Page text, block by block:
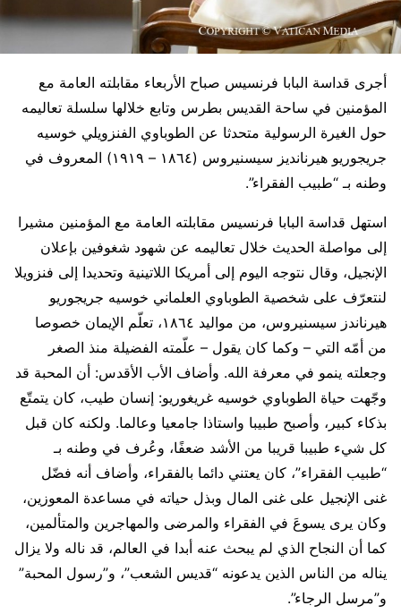
أجرى قداسة البابا فرنسيس صباح الأربعاء مقابلته العامة مع
المؤمنين في ساحة القديس بطرس وتابع خلالها سلسلة تعاليمه
حول الغيرة الرسولية متحدثا عن الطوباوي الفنزويلي خوسيه
جريجوريو هيرنانديز سيسنيروس (١٨٦٤ – ١٩١٩) المعروف في
وطنه بـ “طبيب الفقراء”.
استهل قداسة البابا فرنسيس مقابلته العامة مع المؤمنين مشيرا
إلى مواصلة الحديث خلال تعاليمه عن شهود شغوفين بإعلان
الإنجيل، وقال نتوجه اليوم إلى أمريكا اللاتينية وتحديدا إلى فنزويلا
لنتعرّف على شخصية الطوباوي العلماني خوسيه جريجوريو
هيرناندز سيسنيروس، من مواليد ١٨٦٤، تعلّم الإيمان خصوصا
من أمّه التي – وكما كان يقول – علّمته الفضيلة منذ الصغر
وجعلته ينمو في معرفة الله. وأضاف الأب الأقدس: أن المحبة قد
وجّهت حياة الطوباوي خوسيه غريغوريو: إنسان طيب، كان يتمتّع
بذكاء كبير، وأصبح طبيبا واستاذا جامعيا وعالما. ولكنه كان قبل
كل شيء طبيبا قريبا من الأشد ضعفًا، وعُرف في وطنه بـ
“طبيب الفقراء”، كان يعتني دائما بالفقراء، وأضاف أنه فضّل
غنى الإنجيل على غنى المال وبذل حياته في مساعدة المعوزين،
وكان يرى يسوعَ في الفقراء والمرضى والمهاجرين والمتألمين،
كما أن النجاح الذي لم يبحث عنه أبدا في العالم، قد ناله ولا يزال
يناله من الناس الذين يدعونه “قديس الشعب”، و”رسول المحبة”
و”مرسل الرجاء”.